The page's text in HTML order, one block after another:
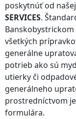
poskytnúť od
SERVICES.
Banskobystrickom
všetkých
generálne
potrieb ako sú
utierky či
generálneho
prostredníctvom
formulára.